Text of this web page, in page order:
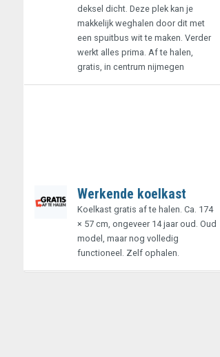
deksel dicht. Deze plek kan je
makkelijk weghalen door dit met
een spuitbus wit te maken. Verder
werkt alles prima. Af te halen,
gratis, in centrum nijmegen
Werkende koelkast
Koelkast gratis af te halen. Ca. 174
× 57 cm, ongeveer 14 jaar oud. Oud
model, maar nog volledig
functioneel. Zelf ophalen.